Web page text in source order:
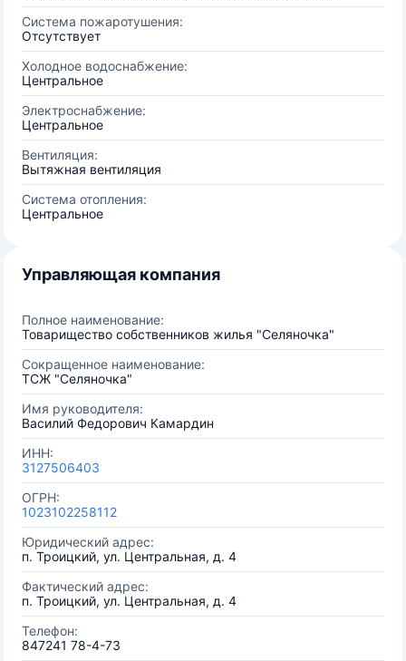
Система пожаротушения:
Отсутствует
Холодное водоснабжение:
Центральное
Электроснабжение:
Центральное
Вентиляция:
Вытяжная вентиляция
Система отопления:
Центральное
Управляющая компания
Полное наименование:
Товарищество собственников жилья "Селяночка"
Сокращенное наименование:
ТСЖ "Селяночка"
Имя руководителя:
Василий Федорович Камардин
ИНН:
3127506403
ОГРН:
1023102258112
Юридический адрес:
п. Троицкий, ул. Центральная, д. 4
Фактический адрес:
п. Троицкий, ул. Центральная, д. 4
Телефон:
847241 78-4-73